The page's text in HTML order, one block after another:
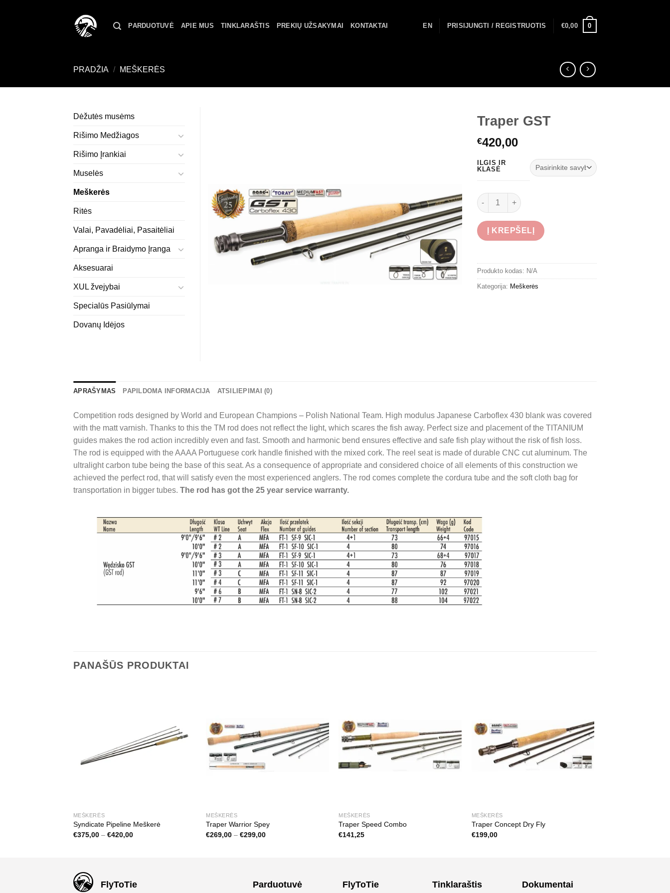
PARDUOTUVĖ APIE MUS TINKLARAŠTIS PREKIŲ UŽSAKYMAI KONTAKTAI EN PRISIJUNGTI / REGISTRUOTIS €0,00 0
PRADŽIA / MEŠKERĖS
Traper GST
€420,00
ILGIS IR
KLASĖ
produkto kiekis: Traper GST
Į KREPŠELĮ
Produkto kodas: N/A
Kategorija: Meškerės
Dėžutės musėms
Rišimo Medžiagos
Rišimo Įrankiai
Muselės
Meškerės
Ritės
Valai, Pavadėliai, Pasaitėliai
Apranga ir Braidymo Įranga
Aksesuarai
XUL žvejybai
Specialūs Pasiūlymai
Dovanų Idėjos
APRAŠYMAS PAPILDOMA INFORMACIJA ATSILIEPIMAI (0)
Competition rods designed by World and European Champions – Polish National Team. High modulus Japanese Carboflex 430 blank was covered
with the matt varnish. Thanks to this the TM rod does not reflect the light, which scares the fish away. Perfect size and placement of the TITANIUM
guides makes the rod action incredibly even and fast. Smooth and harmonic bend ensures effective and safe fish play without the risk of fish loss.
The rod is equipped with the AAAA Portuguese cork handle finished with the mixed cork. The reel seat is made of durable CNC cut aluminum. The
ultralight carbon tube being the base of this seat. As a consequence of appropriate and considered choice of all elements of this construction we
achieved the perfect rod, that will satisfy even the most experienced anglers. The rod comes complete the cordura tube and the soft cloth bag for
transportation in bigger tubes. The rod has got the 25 year service warranty.
PANAŠŪS PRODUKTAI
MEŠKERĖS
Syndicate Pipeline Meškerė
€375,00 – €420,00Price
MEŠKERĖS
Traper Warrior Spey
€269,00 – €299,00Price
MEŠKERĖS
Traper Speed Combo
€141,25
MEŠKERĖS
Traper Concept Dry Fly
€199,00
FlyToTie Parduotuvė FlyToTie Tinklaraštis Dokumentai